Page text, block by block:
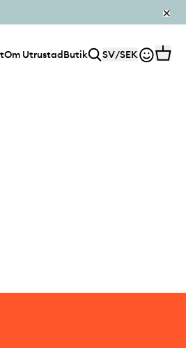
Om UtrustadButik SV/SEK